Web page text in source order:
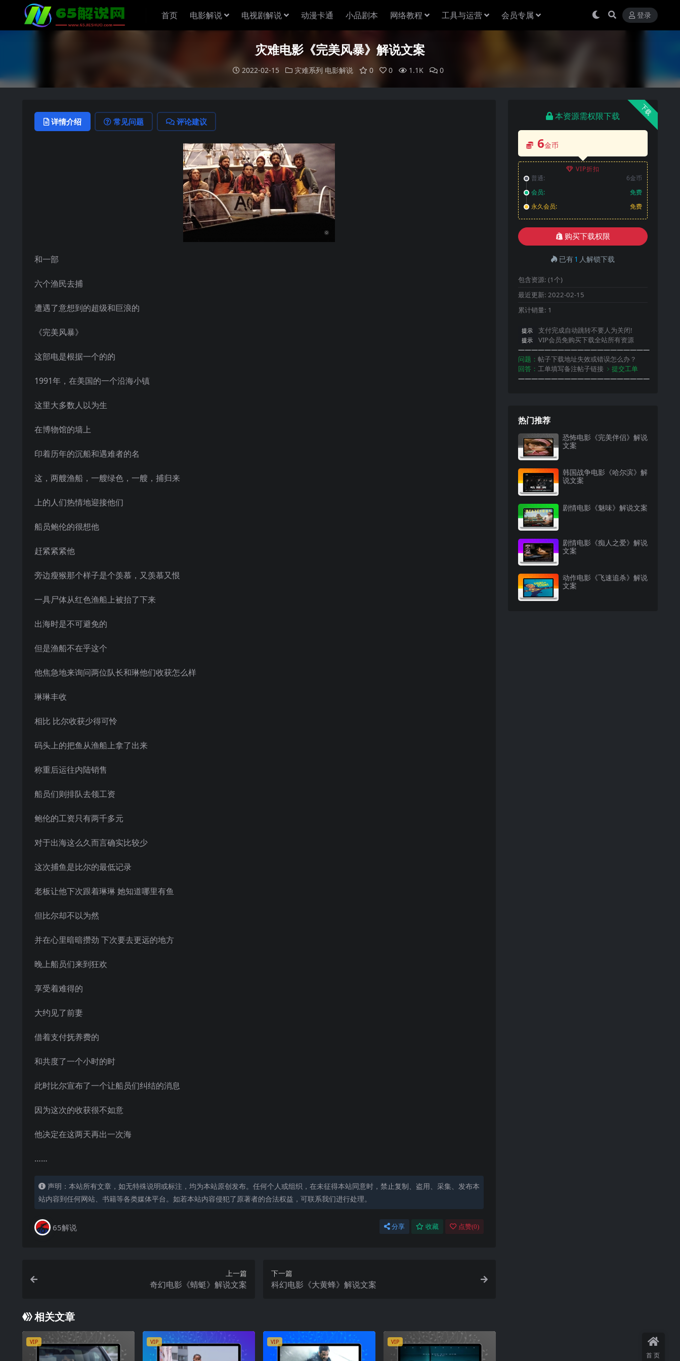
首页 电影解说 电视剧解说 动漫卡通 小品剧本 网络教程 工具与运营 会员专属 登录
灾难电影《完美风暴》解说文案
2022-02-15 灾难系列 电影解说 0 0 1.1K 0
详情介绍 常见问题 评论建议
和一部
六个渔民去捕
遭遇了意想到的超级和巨浪的
《完美风暴》
这部电是根据一个的的
1991年，在美国的一个沿海小镇
这里大多数人以为生
在博物馆的墙上
印着历年的沉船和遇难者的名
这，两艘渔船，一艘绿色，一艘，捕归来
上的人们热情地迎接他们
船员鲍伦的很想他
赶紧紧紧他
旁边瘦猴那个样子是个羡慕，又羡慕又恨
一具尸体从红色渔船上被抬了下来
出海时是不可避免的
但是渔船不在乎这个
他焦急地来询问两位队长和琳他们收获怎么样
琳琳丰收
相比 比尔收获少得可怜
码头上的把鱼从渔船上拿了出来
称重后运往内陆销售
船员们则排队去领工资
鲍伦的工资只有两千多元
对于出海这么久而言确实比较少
这次捕鱼是比尔的最低记录
老板让他下次跟着琳琳 她知道哪里有鱼
但比尔却不以为然
并在心里暗暗攒劲 下次要去更远的地方
晚上船员们来到狂欢
享受着难得的
大约见了前妻
借着支付抚养费的
和共度了一个小时的时
此时比尔宣布了一个让船员们纠结的消息
因为这次的收获很不如意
他决定在这两天再出一次海
……
声明：本站所有文章，如无特殊说明或标注，均为本站原创发布。任何个人或组织，在未征得本站同意时，禁止复制、盗用、采集、发布本
站内容到任何网站、书籍等各类媒体平台。如若本站内容侵犯了原著者的合法权益，可联系我们进行处理。
65解说 分享 收藏 点赞(0)
上一篇
奇幻电影《蜻蜓》解说文案
下一篇
科幻电影《大黄蜂》解说文案
相关文章
VIP VIP VIP VIP
下载
本资源需权限下载
6金币
VIP折扣
普通:
6金币
会员:
免费
永久会员:
免费
购买下载权限
已有1 人解锁下载
包含资源: (1个)
最近更新: 2022-02-15
累计销量: 1
提示 支付完成自动跳转不要人为关闭!
提示
VIP会员免购买下载全站所有资源
————————————————————
问题： 帖子下载地址失效或错误怎么办？
回答： 工单填写备注帖子链接 ﹥提交工单
————————————————————
热门推荐
恐怖电影《完美伴侣》解说
文案
韩国战争电影《哈尔滨》解
说文案
剧情电影《魅味》解说文案
剧情电影《痴人之爱》解说
文案
动作电影《飞速追杀》解说
文案
首页